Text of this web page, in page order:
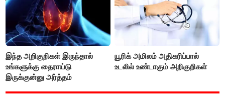
இந்த அறிகுறிகள் இருந்தால்
உங்களுக்கு தைராய்டு
இருக்குன்னு அர்த்தம்
யூரிக் அமிலம் அதிகரிப்பால்
உடலில் உண்டாகும் அறிகுறிகள்